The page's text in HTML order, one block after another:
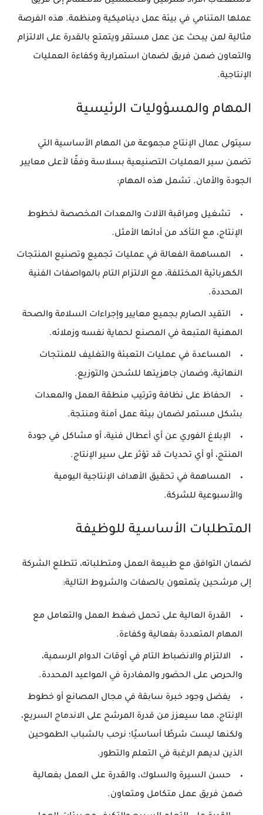
عملها المتنامي في بيئة عمل ديناميكية ومنظمة. هذه الفرصة
مثالية لمن يبحث عن عمل مستقر ويتمتع بالقدرة على الالتزام
والتعاون ضمن فريق لضمان استمرارية وكفاءة العمليات
الإنتاجية.
المهام والمسؤوليات الرئيسية
سيتولى عمال الإنتاج مجموعة من المهام الأساسية التي
تضمن سير العمليات التصنيعية بسلاسة وفقًا لأعلى معايير
الجودة والأمان. تشمل هذه المهام:
تشغيل ومراقبة الآلات والمعدات المخصصة لخطوط
الإنتاج، مع التأكد من أدائها الأمثل.
المساهمة الفعالة في عمليات تجميع وتصنيع المنتجات
الكهربائية المختلفة، مع الالتزام التام بالمواصفات الفنية
المحددة.
التقيد الصارم بجميع معايير وإجراءات السلامة والصحة
المهنية المتبعة في المصنع لحماية نفسه وزملائه.
المساعدة في عمليات التعبئة والتغليف للمنتجات
النهائية، وضمان جاهزيتها للشحن والتوزيع.
الحفاظ على نظافة وترتيب منطقة العمل والمعدات
بشكل مستمر لضمان بيئة عمل آمنة ومنتجة.
الإبلاغ الفوري عن أي أعطال فنية، أو مشاكل في جودة
المنتج، أو أي تحديات قد تؤثر على سير الإنتاج.
المساهمة في تحقيق الأهداف الإنتاجية اليومية
والأسبوعية للشركة.
المتطلبات الأساسية للوظيفة
لضمان التوافق مع طبيعة العمل ومتطلباته، تتطلع الشركة
إلى مرشحين يتمتعون بالصفات والشروط التالية:
القدرة العالية على تحمل ضغط العمل والتعامل مع
المهام المتعددة بفعالية وكفاءة.
الالتزام والانضباط التام في أوقات الدوام الرسمية،
والحرص على الحضور والمغادرة في المواعيد المحددة.
يفضل وجود خبرة سابقة في مجال المصانع أو خطوط
الإنتاج، مما سيعزز من قدرة المرشح على الاندماج السريع،
ولكنها ليست شرطًا أساسيًا؛ نرحب بالشباب الطموحين
الذين لديهم الرغبة في التعلم والتطور.
حسن السيرة والسلوك، والقدرة على العمل بفعالية
ضمن فريق عمل متكامل ومتعاون.